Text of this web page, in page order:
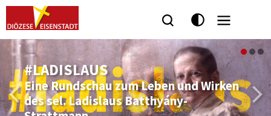
Seitenbereiche:
#LADISLAUS
Eine Rundschau zum Leben und Wirken
des sel. Ladislaus Batthyány-